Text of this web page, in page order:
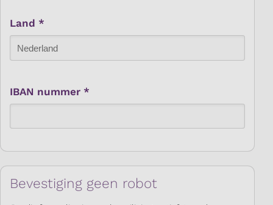
Land *
IBAN nummer *
Bevestiging geen robot